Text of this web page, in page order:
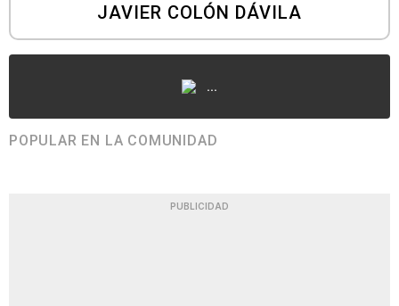
JAVIER COLÓN DÁVILA
...
POPULAR EN LA COMUNIDAD
PUBLICIDAD